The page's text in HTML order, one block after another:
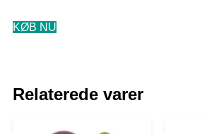
KØB NU
Relaterede varer